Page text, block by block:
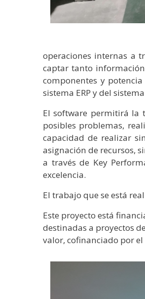
operaciones internas a
captar tanto
componentes y
sistema ERP y del
El software permitirá la
posibles problemas,
capacidad de realizar
asignación de recursos,
a través de Key
excelencia.
El trabajo que se está
Este proyecto está
destinadas a proyectos
valor, cofinanciado por el